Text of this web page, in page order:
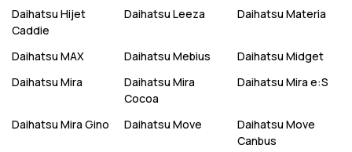
Daihatsu Hijet
Caddie
Daihatsu Leeza Daihatsu Materia
Daihatsu MAX Daihatsu Mebius Daihatsu Midget
Daihatsu Mira Daihatsu Mira
Cocoa
Daihatsu Mira e:S
Daihatsu Mira Gino Daihatsu Move Daihatsu Move
Canbus